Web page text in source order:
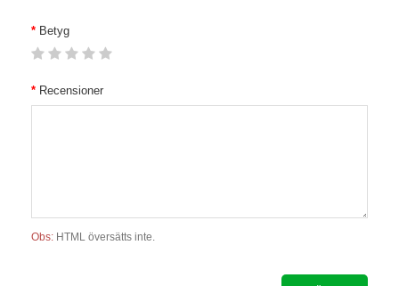
Betyg
Recensioner
Obs: HTML översätts inte.